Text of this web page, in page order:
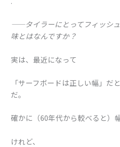
——タイラーにとってフィッシュ
味とはなんですか？
実は、最近になって
「サーフボードは正しい幅」だ
だ。
確かに（60年代から較べると）
けれど、